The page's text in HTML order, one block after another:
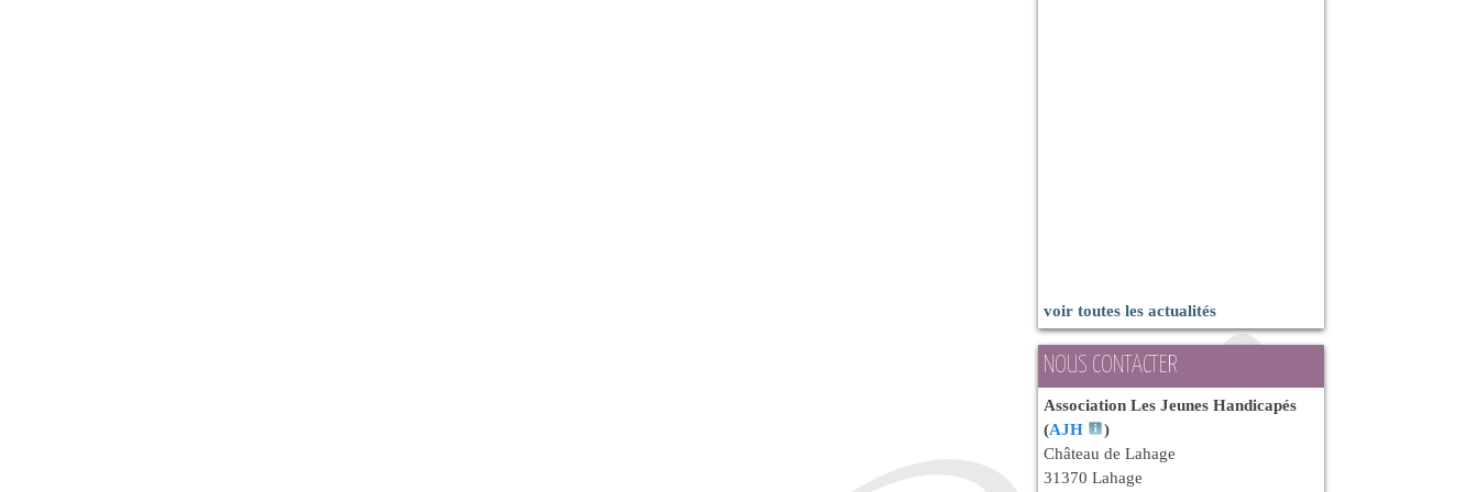
voir toutes les actualités
NOUS CONTACTER
Association Les Jeunes Handicapés
(AJH
)
Château de Lahage
31370 Lahage